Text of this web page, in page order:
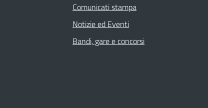
Comunicati stampa
Notizie ed Eventi
Bandi, gare e concorsi